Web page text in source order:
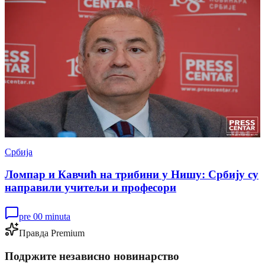
Србија
Ломпар и Кавчић на трибини у Нишу: Србију су
направили учитељи и професори
pre 00 minuta
Правда Premium
Подржите независно новинарство